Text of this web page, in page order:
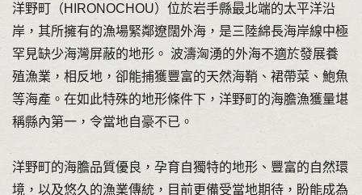
洋野町（HIRONOCHOU）位於岩手縣最北端的太平洋沿
岸，其所擁有的漁場緊鄰遼闊外海，是三陸綿長海岸線中極
罕見缺少海灣屏蔽的地形。 波濤洶湧的外海不適於發展養
殖漁業，相反地，卻能捕獲豐富的天然海鞘、裙帶菜、鮑魚
等海產。在如此特殊的地形條件下，洋野町的海膽漁獲量堪
稱縣內第一，令當地自豪不已。
洋野町的海膽品質優良，孕育自獨特的地形、豐富的自然環
境，以及悠久的漁業傳統，目前更備受當地期待，盼能成為